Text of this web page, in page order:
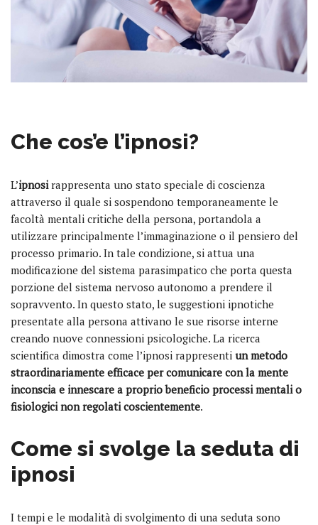
Che cos’e l’ipnosi?
L’ipnosi rappresenta uno stato speciale di coscienza
attraverso il quale si sospendono temporaneamente le
facoltà mentali critiche della persona, portandola a
utilizzare principalmente l’immaginazione o il pensiero del
processo primario. In tale condizione, si attua una
modificazione del sistema parasimpatico che porta questa
porzione del sistema nervoso autonomo a prendere il
sopravvento. In questo stato, le suggestioni ipnotiche
presentate alla persona attivano le sue risorse interne
creando nuove connessioni psicologiche. La ricerca
scientifica dimostra come l’ipnosi rappresenti un metodo
straordinariamente efficace per comunicare con la mente
inconscia e innescare a proprio beneficio processi mentali o
fisiologici non regolati coscientemente.
Come si svolge la seduta di
ipnosi
I tempi e le modalità di svolgimento di una seduta sono